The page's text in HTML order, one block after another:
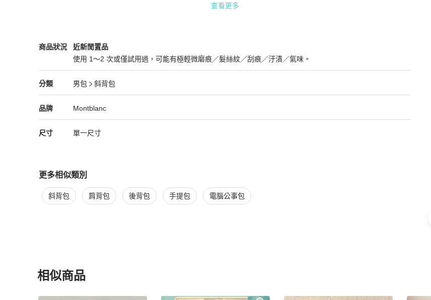
閉合方式 金屬拉鏈和磁扣
背帶為皮革，因調整長度有明顯痕跡(如附圖)
底部有一不明顯壓痕
查看更多
商品狀況
Montblanc 男包商品狀態與細節
近新閒置品
使用 1～2 次或僅試用過，可能有極輕微磨痕／髮絲紋／刮痕／汙漬／氣味。
近新閒置品
分類
Montblanc 男包分類資訊
男包
斜背包
男包/斜背包推薦
品牌
Montblanc 精品男包品牌介紹
Montblanc
Montblanc 推薦清單
尺寸 單一尺寸
更多相似類別
更多Montblanc男包相似商品推薦
斜背包 肩背包 後背包 手提包 電腦公事包
相似商品
更多相似Montblanc男包推薦精品